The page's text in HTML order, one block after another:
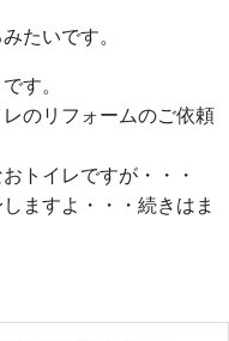
たいです。
す。
のリフォームのご依頼
トイレですが・・・
ますよ・・・続きはま